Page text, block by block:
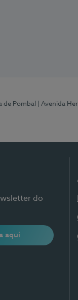
de Pombal | Avenida
do
aqui